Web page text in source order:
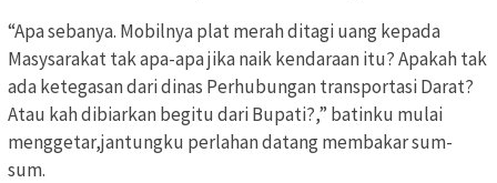
“Apa sebanya. Mobilnya plat merah ditagi uang kepada
Masysarakat tak apa-apa jika naik kendaraan itu? Apakah tak
ada ketegasan dari dinas Perhubungan transportasi Darat?
Atau kah dibiarkan begitu dari Bupati?,” batinku mulai
menggetar,jantungku perlahan datang membakar sum-
sum.